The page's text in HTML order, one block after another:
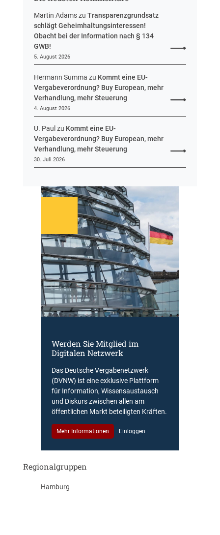
Martin AdamszuTransparenzgrundsatz
schlägt Geheimhaltungsinteressen!
Obacht bei der Information nach § 134
GWB!
5. August 2026
Hermann Summa zu Kommt eine EU-
Vergabeverordnung? Buy European, mehr
Verhandlung, mehr Steuerung
4. August 2026
U. Paul zu Kommt eine EU-
Vergabeverordnung? Buy European, mehr
Verhandlung, mehr Steuerung
30. Juli 2026
Werden Sie Mitglied im
Digitalen Netzwerk
Das Deutsche Vergabenetzwerk
(DVNW) ist eine exklusive Plattform
für Information, Wissensaustausch
und Diskurs zwischen allen am
öffentlichen Markt beteiligten Kräften.
Mehr Informationen Einloggen
Regionalgruppen
Hamburg